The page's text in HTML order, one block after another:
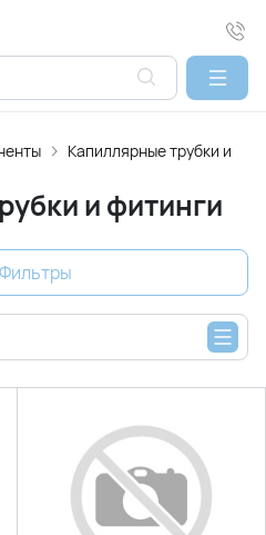
Капиллярные трубки и
и фитинги
Фильтры